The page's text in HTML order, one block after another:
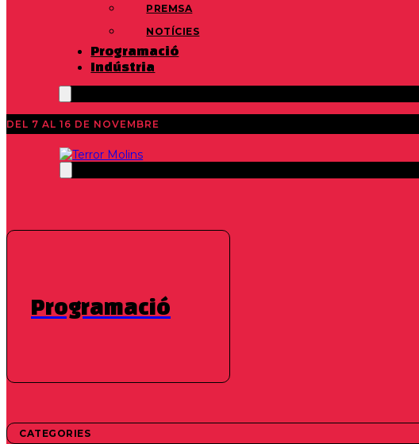
PREMSA
NOTÍCIES
Programació
Indústria
DEL 7 AL 16 DE NOVEMBRE
Programació
CATEGORIES
Javier Méndez Cañada | 2024 | 14 min.